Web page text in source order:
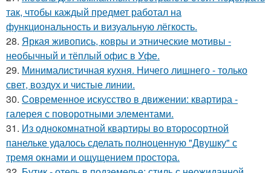
так, чтобы каждый предмет работал на
функциональность и визуальную лёгкость.
28. Яркая живопись, ковры и этнические мотивы -
необычный и тёплый офис в Уфе.
29. Минималистичная кухня. Ничего лишнего - только
свет, воздух и чистые линии.
30. Современное искусство в движении: квартира -
галерея с поворотными элементами.
31. Из однокомнатной квартиры во второсортной
панельке удалось сделать полноценную "Двушку" с
тремя окнами и ощущением простора.